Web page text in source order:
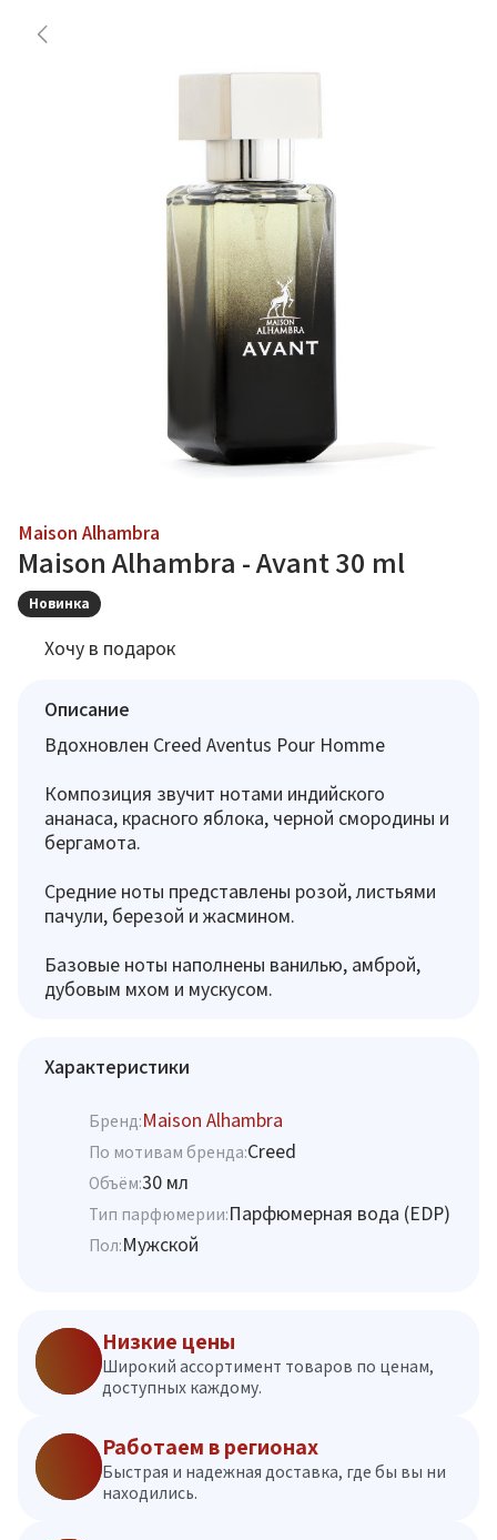
Maison Alhambra
Maison Alhambra - Avant 30 ml
Новинка
Хочу в подарок
Описание
Вдохновлен Creed Aventus Pour Homme
Композиция звучит нотами индийского
ананаса, красного яблока, черной смородины и
бергамота.
Средние ноты представлены розой, листьями
пачули, березой и жасмином.
Базовые ноты наполнены ванилью, амброй,
дубовым мхом и мускусом.
Характеристики
Бренд:Maison Alhambra
По мотивам бренда:Creed
Объём:30 мл
Тип парфюмерии:Парфюмерная вода (EDP)
Пол:Мужской
Низкие цены
Широкий ассортимент товаров по ценам,
доступных каждому.
Работаем в регионах
Быстрая и надежная доставка, где бы вы ни
находились.